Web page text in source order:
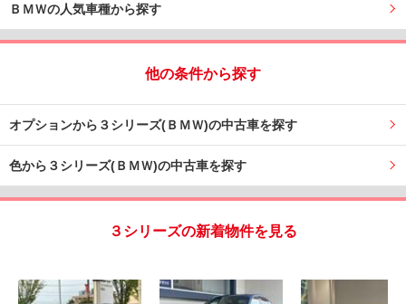
ＢＭＷの人気車種から探す
他の条件から探す
オプションから３シリーズ(ＢＭＷ)の中古車を探す
色から３シリーズ(ＢＭＷ)の中古車を探す
３シリーズの新着物件を見る